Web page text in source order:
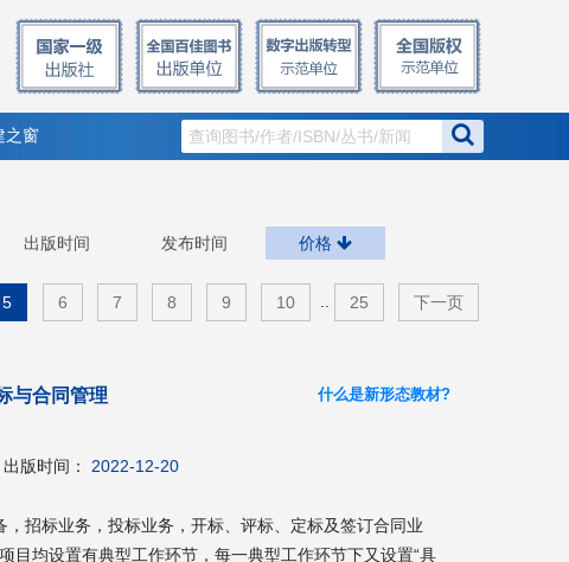
之窗
出版时间 发布时间 价格
5 6 7 8 9 10 25 下一页
与合同管理 什么是新形态教材?
出版时间： 2022-12-20
招标业务，投标业务，开标、评标、定标及签订合同业
目均设置有典型工作环节，每一典型工作环节下又设置“具